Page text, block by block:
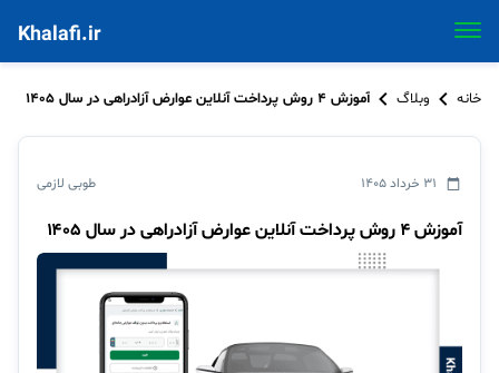
Khalafi.ir
خانه وبلاگ آموزش ۴ روش پرداخت آنلاین عوارض آزادراهی در سال ۱۴۰۵
طوبی لازمی
آموزش ۴ روش پرداخت آنلاین عوارض آزادراهی در سال ۱۴۰۵